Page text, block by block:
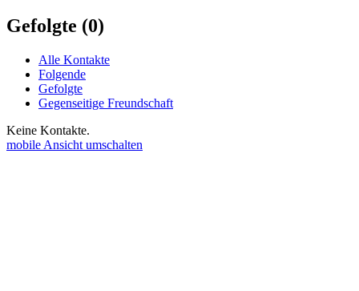
Gefolgte (0)
Alle Kontakte
Folgende
Gefolgte
Gegenseitige Freundschaft
Keine Kontakte.
mobile Ansicht umschalten